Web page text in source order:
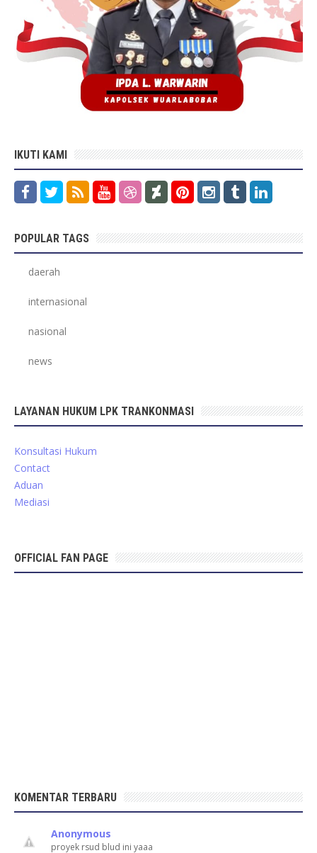
IKUTI KAMI
POPULAR TAGS
daerah
internasional
nasional
news
LAYANAN HUKUM LPK TRANKONMASI
Konsultasi Hukum
Contact
Aduan
Mediasi
OFFICIAL FAN PAGE
KOMENTAR TERBARU
Anonymous
proyek rsud blud ini yaaa